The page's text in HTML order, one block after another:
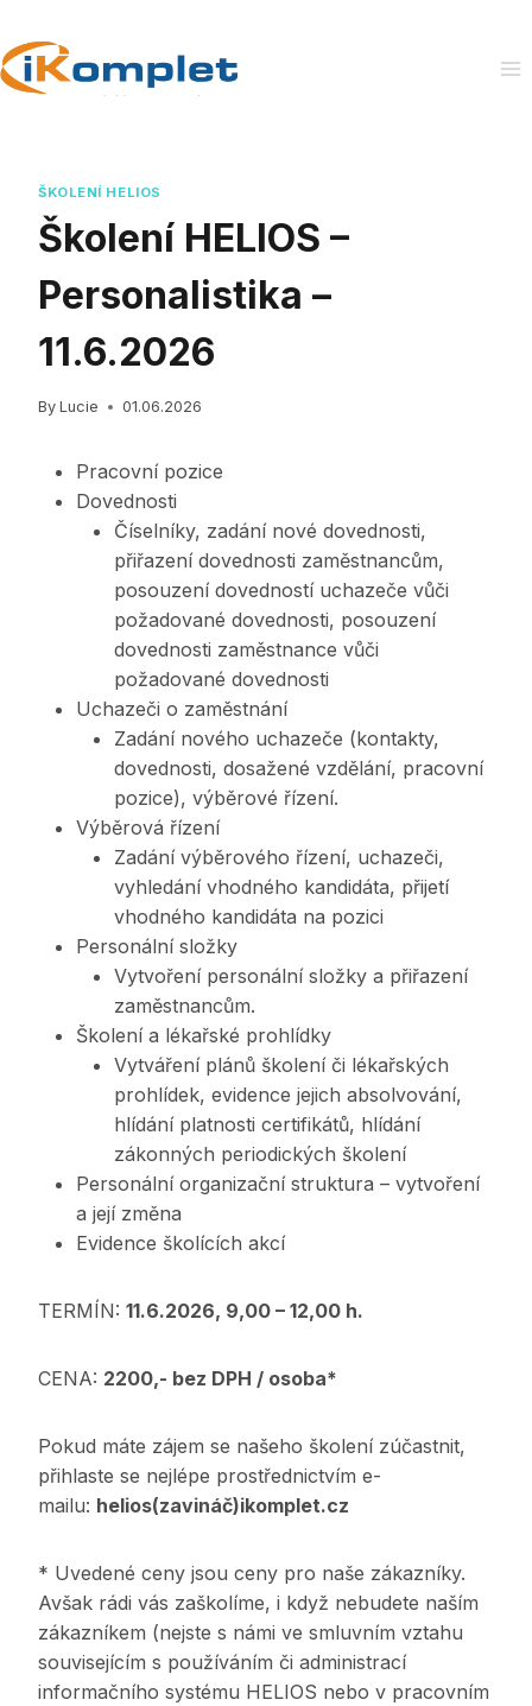
to
content
ŠKOLENÍ HELIOS
Školení HELIOS –
Personalistika –
11.6.2026
By Lucie 01.06.2026
Pracovní pozice
Dovednosti
Číselníky, zadání nové dovednosti,
přiřazení dovednosti zaměstnancům,
posouzení dovedností uchazeče vůči
požadované dovednosti, posouzení
dovednosti zaměstnance vůči
požadované dovednosti
Uchazeči o zaměstnání
Zadání nového uchazeče (kontakty,
dovednosti, dosažené vzdělání, pracovní
pozice), výběrové řízení.
Výběrová řízení
Zadání výběrového řízení, uchazeči,
vyhledání vhodného kandidáta, přijetí
vhodného kandidáta na pozici
Personální složky
Vytvoření personální složky a přiřazení
zaměstnancům.
Školení a lékařské prohlídky
Vytváření plánů školení či lékařských
prohlídek, evidence jejich absolvování,
hlídání platnosti certifikátů, hlídání
zákonných periodických školení
Personální organizační struktura – vytvoření
a její změna
Evidence školících akcí
TERMÍN: 11.6.2026, 9,00 – 12,00 h.
CENA: 2200,- bez DPH / osoba*
Pokud máte zájem se našeho školení zúčastnit,
přihlaste se nejlépe prostřednictvím e-
mailu: helios(zavináč)ikomplet.cz
* Uvedené ceny jsou ceny pro naše zákazníky.
Avšak rádi vás zaškolíme, i když nebudete naším
zákazníkem (nejste s námi ve smluvním vztahu
souvisejícím s používáním či administrací
informačního systému HELIOS nebo v pracovním